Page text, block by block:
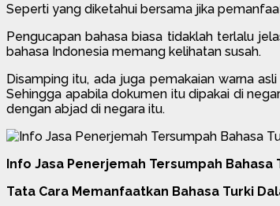
Seperti yang diketahui bersama jika
Pengucapan bahasa biasa tidaklah terlalu
bahasa Indonesia memang kelihatan susah.
Disamping itu, ada juga pemakaian warna
Sehingga apabila dokumen itu dipakai di
dengan abjad di negara itu.
Info Jasa Penerjemah Tersumpah Bahasa
Tata Cara Memanfaatkan Bahasa Turki